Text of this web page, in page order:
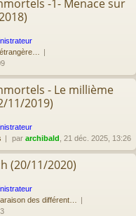
-1- Menace sur
- Le millième
11/2019)
par archibald , 21 déc. 2025, 13:26
(20/11/2020)
des différent…